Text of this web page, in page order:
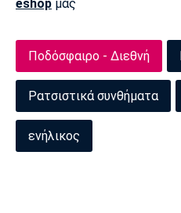
eshop μας
Ποδόσφαιρο - Διεθνή
Ρατσιστικά συνθήματα
ενήλικος